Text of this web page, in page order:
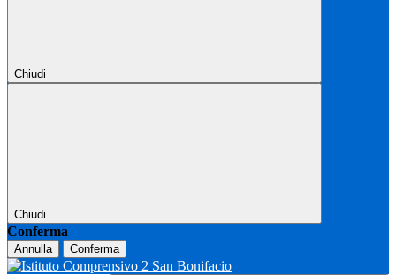
Chiudi
Chiudi
Conferma
Annulla Conferma